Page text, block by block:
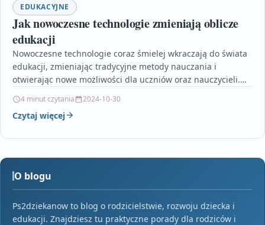
EDUKACYJNE
Jak nowoczesne technologie zmieniają oblicze
edukacji
Nowoczesne technologie coraz śmielej wkraczają do świata
edukacji, zmieniając tradycyjne metody nauczania i
otwierając nowe możliwości dla uczniów oraz nauczycieli.
4 minut czytania 2024-10-30
Czytaj więcej
O blogu
Ps2dziekanow to blog o rodzicielstwie, rozwoju dziecka i
edukacji. Znajdziesz tu praktyczne porady dla rodziców i